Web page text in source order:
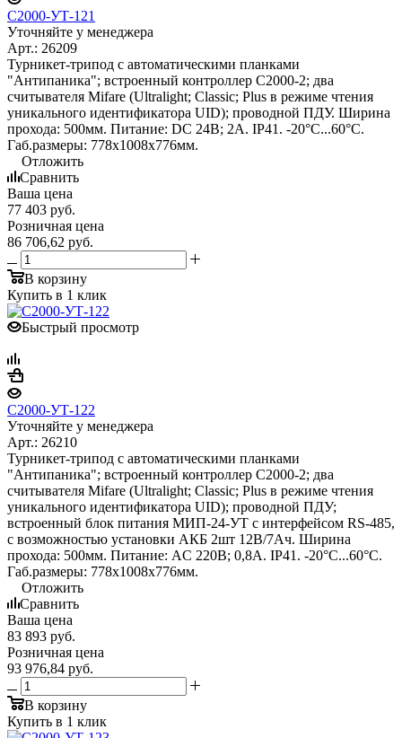
С2000-УТ-121
Уточняйте у менеджера
Арт.: 26209
Турникет-трипод с автоматическими планками
"Антипаника"; встроенный контроллер С2000-2; два
считывателя Mifare (Ultralight; Classic; Plus в режиме чтения
уникального идентификатора UID); проводной ПДУ. Ширина
прохода: 500мм. Питание: DC 24В; 2А. IP41. -20°С...60°С.
Габ.размеры: 778х1008х776мм.
Отложить
Сравнить
Ваша цена
77 403 руб.
Розничная цена
86 706,62 руб.
В корзину
Купить в 1 клик
Быстрый просмотр
С2000-УТ-122
Уточняйте у менеджера
Арт.: 26210
Турникет-трипод с автоматическими планками
"Антипаника"; встроенный контроллер С2000-2; два
считывателя Mifare (Ultralight; Classic; Plus в режиме чтения
уникального идентификатора UID); проводной ПДУ;
встроенный блок питания МИП-24-УТ с интерфейсом RS-485,
с возможностью установки АКБ 2шт 12В/7Ач. Ширина
прохода: 500мм. Питание: AC 220В; 0,8А. IP41. -20°С...60°С.
Габ.размеры: 778х1008х776мм.
Отложить
Сравнить
Ваша цена
83 893 руб.
Розничная цена
93 976,84 руб.
В корзину
Купить в 1 клик